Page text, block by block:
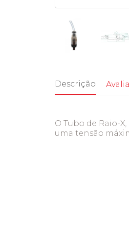
Descrição
O Tubo de Raio-
uma tensão